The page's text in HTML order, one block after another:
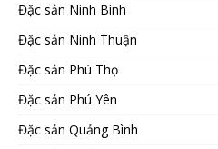
Đặc sản Ninh Bình
Đặc sản Ninh Thuận
Đặc sản Phú Thọ
Đặc sản Phú Yên
Đặc sản Quảng Bình